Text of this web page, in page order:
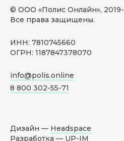
© ООО «Полис Онлайн», 2019-
Все права защищены.
ИНН: 7810745660
ОГРН: 1187847378070
info@polis.online
8 800 302-55-71
Дизайн — Headspace
Разработка — UP-IM